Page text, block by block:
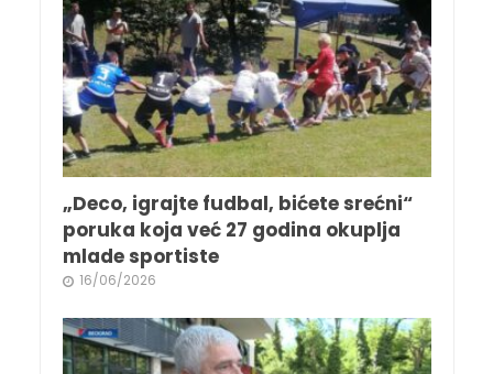
„Deco, igrajte fudbal, bićete srećni“
poruka koja već 27 godina okuplja
mlade sportiste
16/06/2026